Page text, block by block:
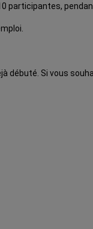
participantes,
Si vous